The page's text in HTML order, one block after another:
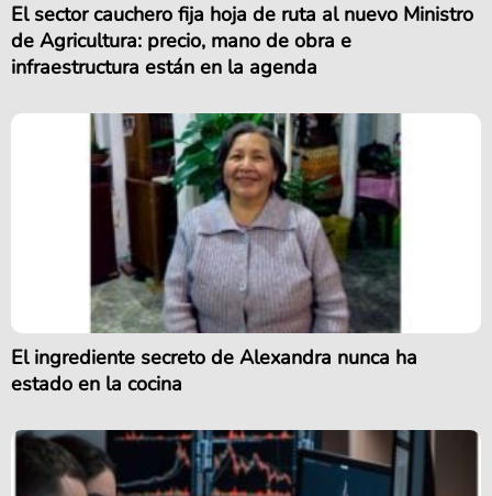
El sector cauchero fija hoja de ruta al nuevo Ministro
de Agricultura: precio, mano de obra e
infraestructura están en la agenda
El ingrediente secreto de Alexandra nunca ha
estado en la cocina